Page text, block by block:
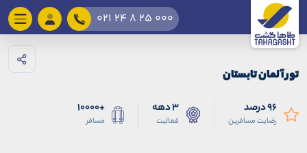
021 24 8 25 000
تور آلمان تابستان
96 درصد
رضایت مسافرین
3 دهه
فعالیت
+10000
مسافر